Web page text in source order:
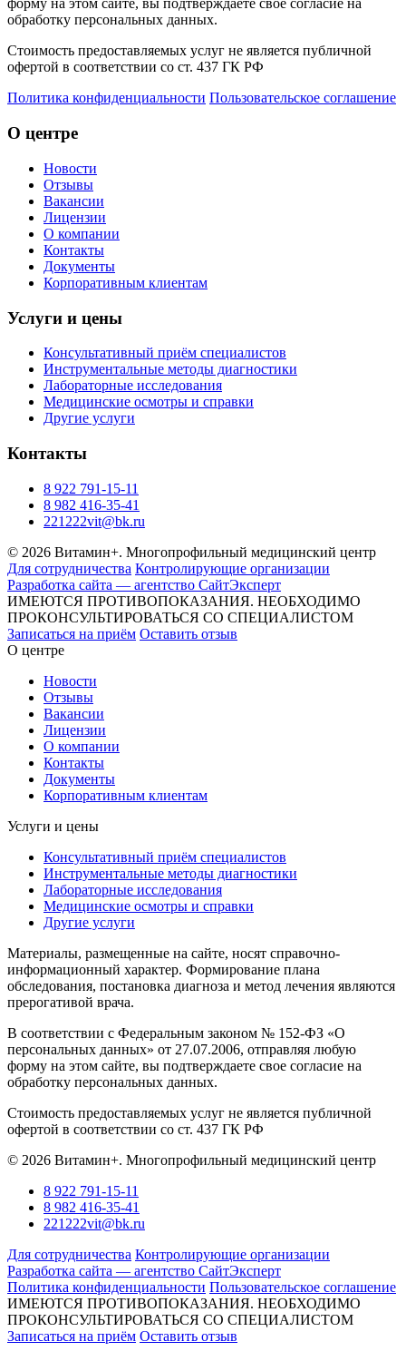
форму на этом сайте, вы подтверждаете свое согласие на
обработку персональных данных.
Стоимость предоставляемых услуг не является публичной
офертой в соответствии со ст. 437 ГК РФ
Политика конфиденциальности Пользовательское соглашение
О центре
Новости
Отзывы
Вакансии
Лицензии
О компании
Контакты
Документы
Корпоративным клиентам
Услуги и цены
Консультативный приём специалистов
Инструментальные методы диагностики
Лабораторные исследования
Медицинские осмотры и справки
Другие услуги
Контакты
8 922 791-15-11
8 982 416-35-41
221222vit@bk.ru
© 2026 Витамин+. Многопрофильный медицинский центр
Для сотрудничества Контролирующие организации
Разработка сайта — агентство СайтЭксперт
ИМЕЮТСЯ ПРОТИВОПОКАЗАНИЯ. НЕОБХОДИМО
ПРОКОНСУЛЬТИРОВАТЬСЯ СО СПЕЦИАЛИСТОМ
Записаться на приём Оставить отзыв
О центре
Новости
Отзывы
Вакансии
Лицензии
О компании
Контакты
Документы
Корпоративным клиентам
Услуги и цены
Консультативный приём специалистов
Инструментальные методы диагностики
Лабораторные исследования
Медицинские осмотры и справки
Другие услуги
Материалы, размещенные на сайте, носят справочно-
информационный характер. Формирование плана
обследования, постановка диагноза и метод лечения являются
прерогативой врача.
В соответствии с Федеральным законом № 152-ФЗ «О
персональных данных» от 27.07.2006, отправляя любую
форму на этом сайте, вы подтверждаете свое согласие на
обработку персональных данных.
Стоимость предоставляемых услуг не является публичной
офертой в соответствии со ст. 437 ГК РФ
© 2026 Витамин+. Многопрофильный медицинский центр
8 922 791-15-11
8 982 416-35-41
221222vit@bk.ru
Для сотрудничества Контролирующие организации
Разработка сайта — агентство СайтЭксперт
Политика конфиденциальности Пользовательское соглашение
ИМЕЮТСЯ ПРОТИВОПОКАЗАНИЯ. НЕОБХОДИМО
ПРОКОНСУЛЬТИРОВАТЬСЯ СО СПЕЦИАЛИСТОМ
Записаться на приём Оставить отзыв